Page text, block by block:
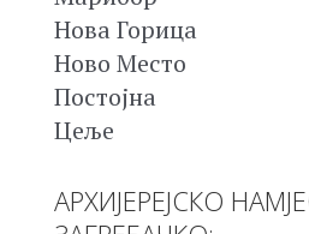
Нова Горица
Ново Место
Постојна
Цеље
АРХИЈЕРЕЈСКО